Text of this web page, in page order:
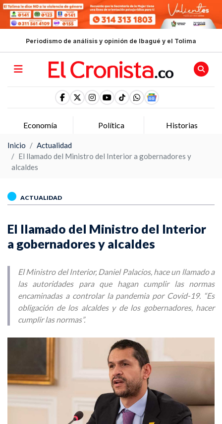
Periodismo de análisis y opinión de Ibagué y el Tolima
Economía Política Historias
Inicio
Actualidad
El llamado del Ministro del Interior a gobernadores y
alcaldes
ACTUALIDAD
El llamado del Ministro del Interior
a gobernadores y alcaldes
El Ministro del Interior, Daniel Palacios, hace un llamado a
las autoridades para que hagan cumplir las normas
encaminadas a controlar la pandemia por Covid-19. “Es
obligación de los alcaldes y de los gobernadores, hacer
cumplir las normas”.